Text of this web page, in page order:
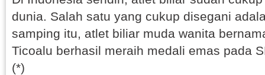
dunia. Salah satu yang cukup disegani
samping itu, atlet biliar muda wanita
Ticoalu berhasil meraih medali emas pada
(*)